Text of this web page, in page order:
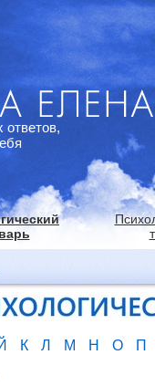
ответов,
К Л М Н О
П